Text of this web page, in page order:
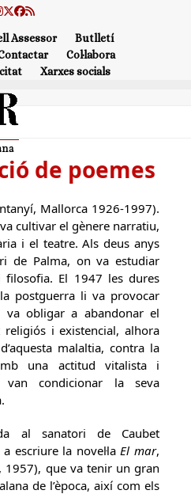
Twitter
Facebook
RSS
Assessor
Butlletí
Col·labora
Xarxes socials
de poemes
Mallorca 1926-1997).
cultivar el gènere narratiu,
i el teatre. Als deus anys
de Palma, on va estudiar
El 1947 les dures
postguerra li va provocar
va obligar a abandonar el
i existencial, alhora
malaltia, contra la
una actitud vitalista i
van condicionar la seva
al sanatori de Caubet
escriure la novel·laEl mar,
1957), que va tenir un gran
de l’època, així com els